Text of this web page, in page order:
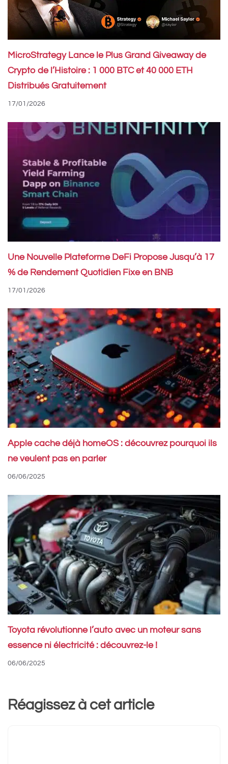
MicroStrategy Lance le Plus Grand Giveaway de
Crypto de l’Histoire : 1 000 BTC et 40 000 ETH
Distribués Gratuitement
17/01/2026
Une Nouvelle Plateforme DeFi Propose Jusqu’à 17
% de Rendement Quotidien Fixe en BNB
17/01/2026
Apple cache déjà homeOS : découvrez pourquoi ils
ne veulent pas en parler
06/06/2025
Toyota révolutionne l’auto avec un moteur sans
essence ni électricité : découvrez-le !
06/06/2025
Réagissez à cet article